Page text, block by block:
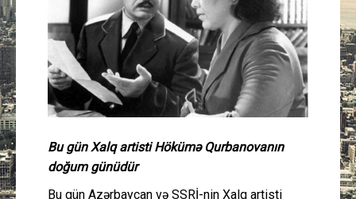
Güney Azərbaycan
Mədəniyyət
Müsahibə
Bu gün Xalq artisti Hökümə Qurbanovanın
doğum günüdür
Bu gün Azərbaycan və SSRİ-nin Xalq artisti